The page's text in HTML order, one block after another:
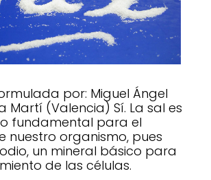
por: Miguel Ángel
Martí (Valencia) Sí. La sal es
fundamental para el
nuestro organismo, pues
un mineral básico para
de las células.